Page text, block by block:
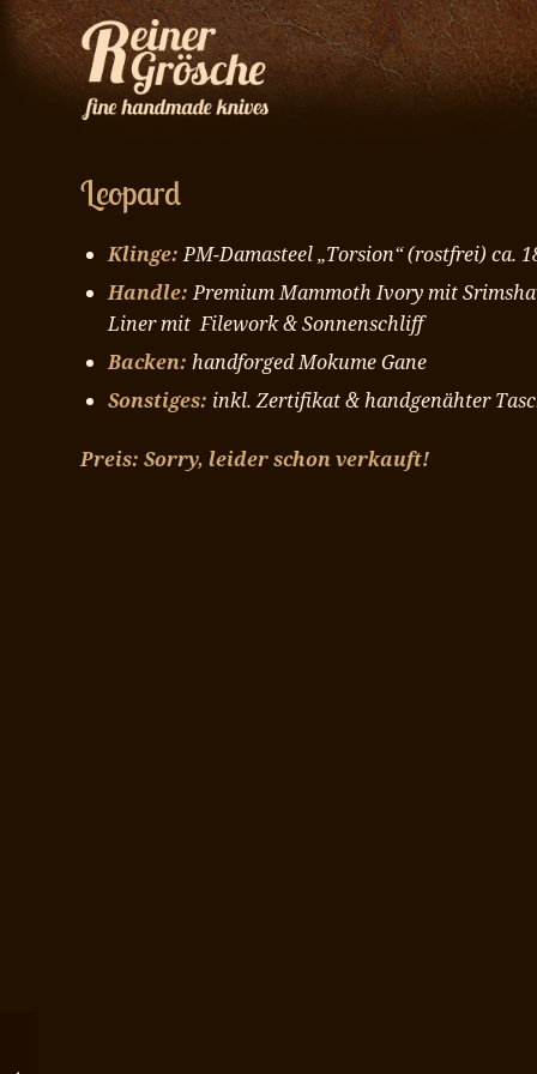
Leopard
Klinge:PM-Damasteel „Torsion“(rostfrei) ca.
Handle:Premium Mammoth Ivory mit
Liner mit Filework & Sonnenschliff
Backen: handforged Mokume Gane
Sonstiges: inkl. Zertifikat & handgenähter
Preis: Sorry, leider schon verkauft!